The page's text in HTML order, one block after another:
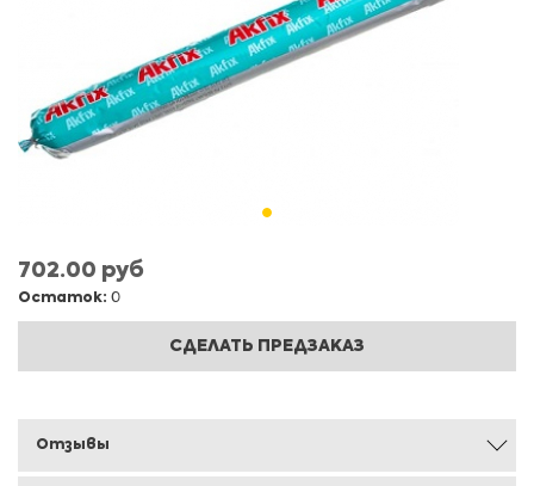
702.00 руб
Остаток: 0
СДЕЛАТЬ ПРЕДЗАКАЗ
Отзывы